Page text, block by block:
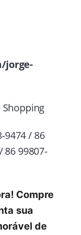
jorge-
9474/ 86
86 99807-
Compre
sua
de